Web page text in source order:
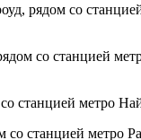
рядом со
со станцией
станцией метро
со станцией метро